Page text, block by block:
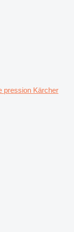
pression Kärcher